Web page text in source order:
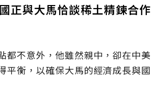
正與大馬恰談稀土精鍊合作
都不意外，他雖然親中，卻在中美
平衡，以確保大馬的經濟成長與國